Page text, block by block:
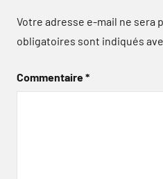
Votre adresse e-mail ne sera
obligatoires sont indiqués
Commentaire*